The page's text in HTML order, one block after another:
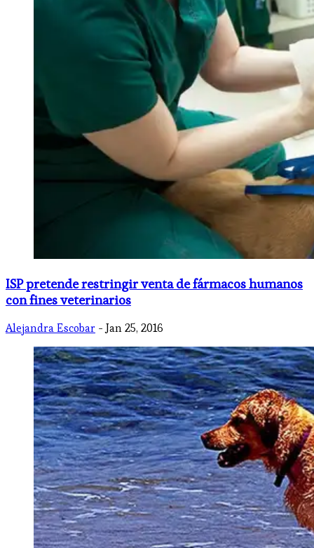
ISP pretende restringir venta de fármacos humanos
con fines veterinarios
Alejandra Escobar - Jan 25, 2016